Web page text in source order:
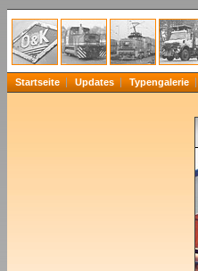
Startseite Updates Typengalerie